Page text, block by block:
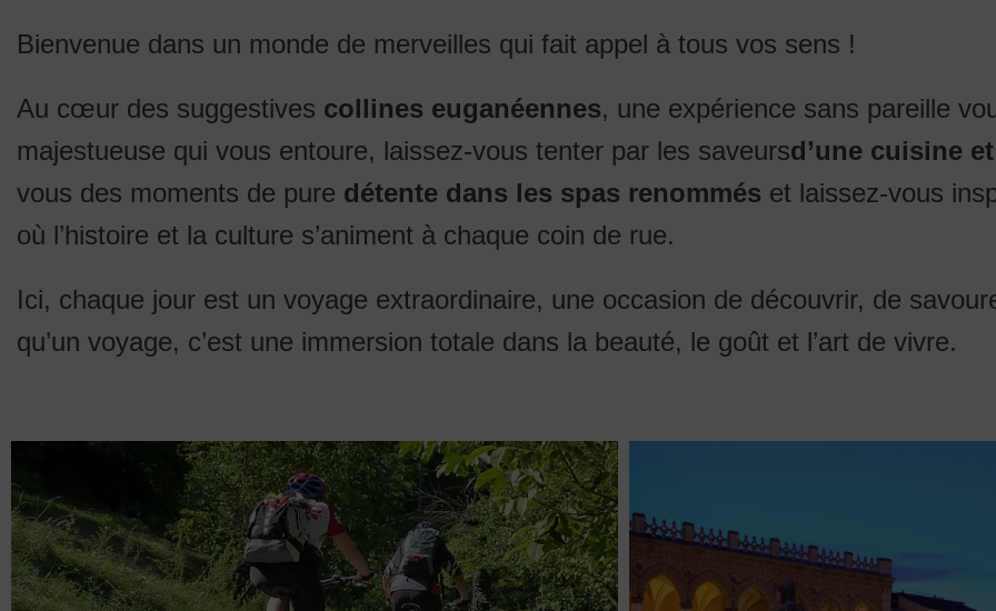
Bienvenue dans un monde de merveilles qui fait appel à tous vos sens !
Au cœur des suggestives collines euganéennes, une expérience sans pareille
majestueuse qui vous entoure, laissez-vous tenter par les saveursd’une cuisine
vous des moments de pure détente dans les spas renommés et laissez-vous
où l’histoire et la culture s’animent à chaque coin de rue.
Ici, chaque jour est un voyage extraordinaire, une occasion de découvrir, de
qu’un voyage, c’est une immersion totale dans la beauté, le goût et l’art de vivre.